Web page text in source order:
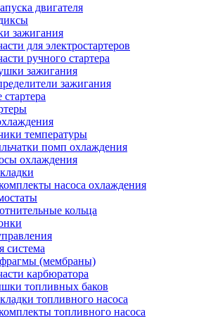
двигателя
зажигания
для электростартеров
ручного стартера
зажигания
зажигания
стартера
температуры
помп охлаждения
охлаждения
насоса охлаждения
кольца
система
(мембраны)
карбюратора
топливных баков
топливного насоса
топливного насоса